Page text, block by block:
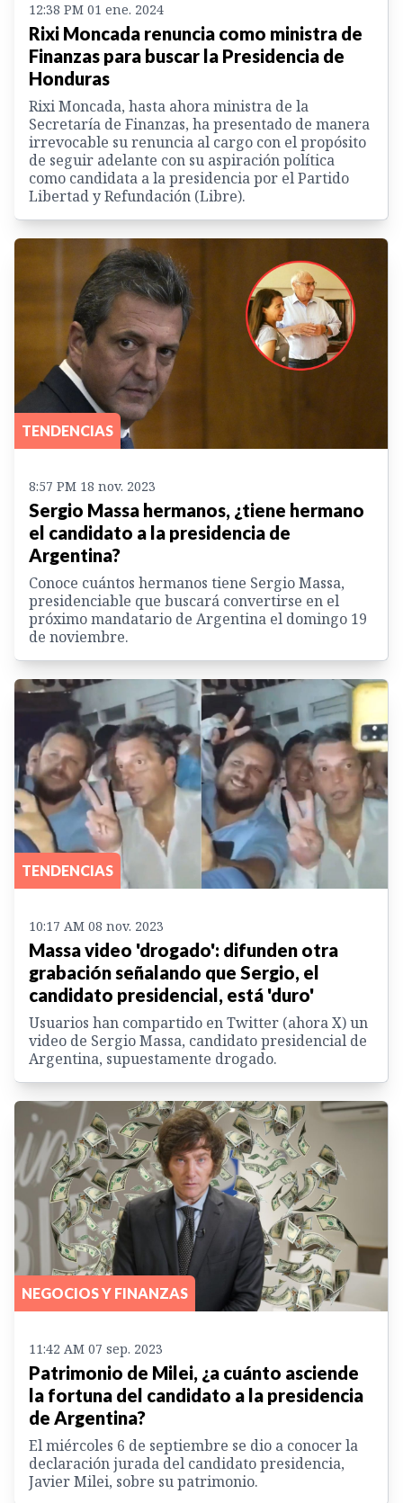
12:38 PM 01 ene. 2024
Rixi Moncada renuncia como ministra de
Finanzas para buscar la Presidencia de
Honduras
Rixi Moncada, hasta ahora ministra de la
Secretaría de Finanzas, ha presentado de manera
irrevocable su renuncia al cargo con el propósito
de seguir adelante con su aspiración política
como candidata a la presidencia por el Partido
Libertad y Refundación (Libre).
TENDENCIAS
8:57 PM 18 nov. 2023
Sergio Massa hermanos, ¿tiene hermano
el candidato a la presidencia de
Argentina?
Conoce cuántos hermanos tiene Sergio Massa,
presidenciable que buscará convertirse en el
próximo mandatario de Argentina el domingo 19
de noviembre.
TENDENCIAS
10:17 AM 08 nov. 2023
Massa video 'drogado': difunden otra
grabación señalando que Sergio, el
candidato presidencial, está 'duro'
Usuarios han compartido en Twitter (ahora X) un
video de Sergio Massa, candidato presidencial de
Argentina, supuestamente drogado.
NEGOCIOS Y FINANZAS
11:42 AM 07 sep. 2023
Patrimonio de Milei, ¿a cuánto asciende
la fortuna del candidato a la presidencia
de Argentina?
El miércoles 6 de septiembre se dio a conocer la
declaración jurada del candidato presidencia,
Javier Milei, sobre su patrimonio.